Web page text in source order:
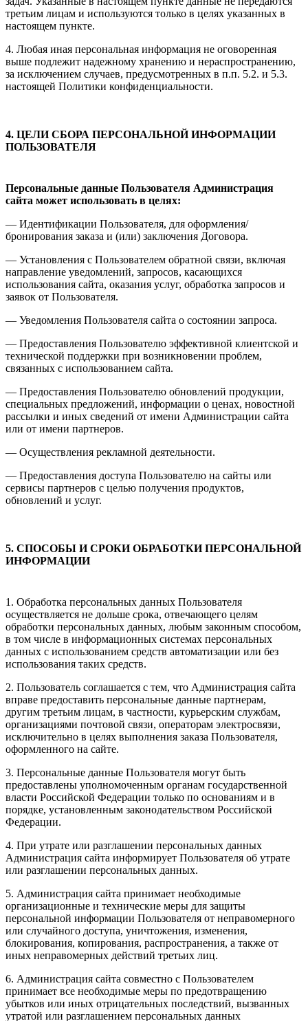
третьим лицам и используются только в целях указанных в
настоящем пункте.
4. Любая иная персональная информация не оговоренная
выше подлежит надежному хранению и нераспространению,
за исключением случаев, предусмотренных в п.п. 5.2. и 5.3.
настоящей Политики конфиденциальности.
4. ЦЕЛИ СБОРА ПЕРСОНАЛЬНОЙ ИНФОРМАЦИИ
ПОЛЬЗОВАТЕЛЯ
Персональные данные Пользователя Администрация
сайта может использовать в целях:
— Идентификации Пользователя, для оформления/
бронирования заказа и (или) заключения Договора.
— Установления с Пользователем обратной связи, включая
направление уведомлений, запросов, касающихся
использования сайта, оказания услуг, обработка запросов и
заявок от Пользователя.
— Уведомления Пользователя сайта о состоянии запроса.
— Предоставления Пользователю эффективной клиентской и
технической поддержки при возникновении проблем,
связанных с использованием сайта.
— Предоставления Пользователю обновлений продукции,
специальных предложений, информации о ценах, новостной
рассылки и иных сведений от имени Администрации сайта
или от имени партнеров.
— Осуществления рекламной деятельности.
— Предоставления доступа Пользователю на сайты или
сервисы партнеров с целью получения продуктов,
обновлений и услуг.
5. СПОСОБЫ И СРОКИ ОБРАБОТКИ ПЕРСОНАЛЬНОЙ
ИНФОРМАЦИИ
1. Обработка персональных данных Пользователя
осуществляется не дольше срока, отвечающего целям
обработки персональных данных, любым законным способом,
в том числе в информационных системах персональных
данных с использованием средств автоматизации или без
использования таких средств.
2. Пользователь соглашается с тем, что Администрация сайта
вправе предоставить персональные данные партнерам,
другим третьим лицам, в частности, курьерским службам,
организациями почтовой связи, операторам электросвязи,
исключительно в целях выполнения заказа Пользователя,
оформленного на сайте.
3. Персональные данные Пользователя могут быть
предоставлены уполномоченным органам государственной
власти Российской Федерации только по основаниям и в
порядке, установленным законодательством Российской
Федерации.
4. При утрате или разглашении персональных данных
Администрация сайта информирует Пользователя об утрате
или разглашении персональных данных.
5. Администрация сайта принимает необходимые
организационные и технические меры для защиты
персональной информации Пользователя от неправомерного
или случайного доступа, уничтожения, изменения,
блокирования, копирования, распространения, а также от
иных неправомерных действий третьих лиц.
6. Администрация сайта совместно с Пользователем
принимает все необходимые меры по предотвращению
убытков или иных отрицательных последствий, вызванных
утратой или разглашением персональных данных